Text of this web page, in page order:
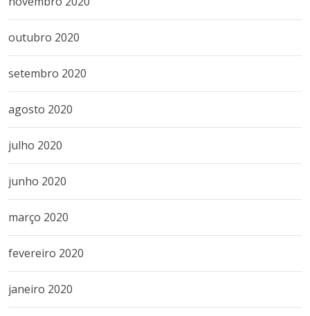
outubro 2020
setembro 2020
agosto 2020
julho 2020
junho 2020
março 2020
fevereiro 2020
janeiro 2020